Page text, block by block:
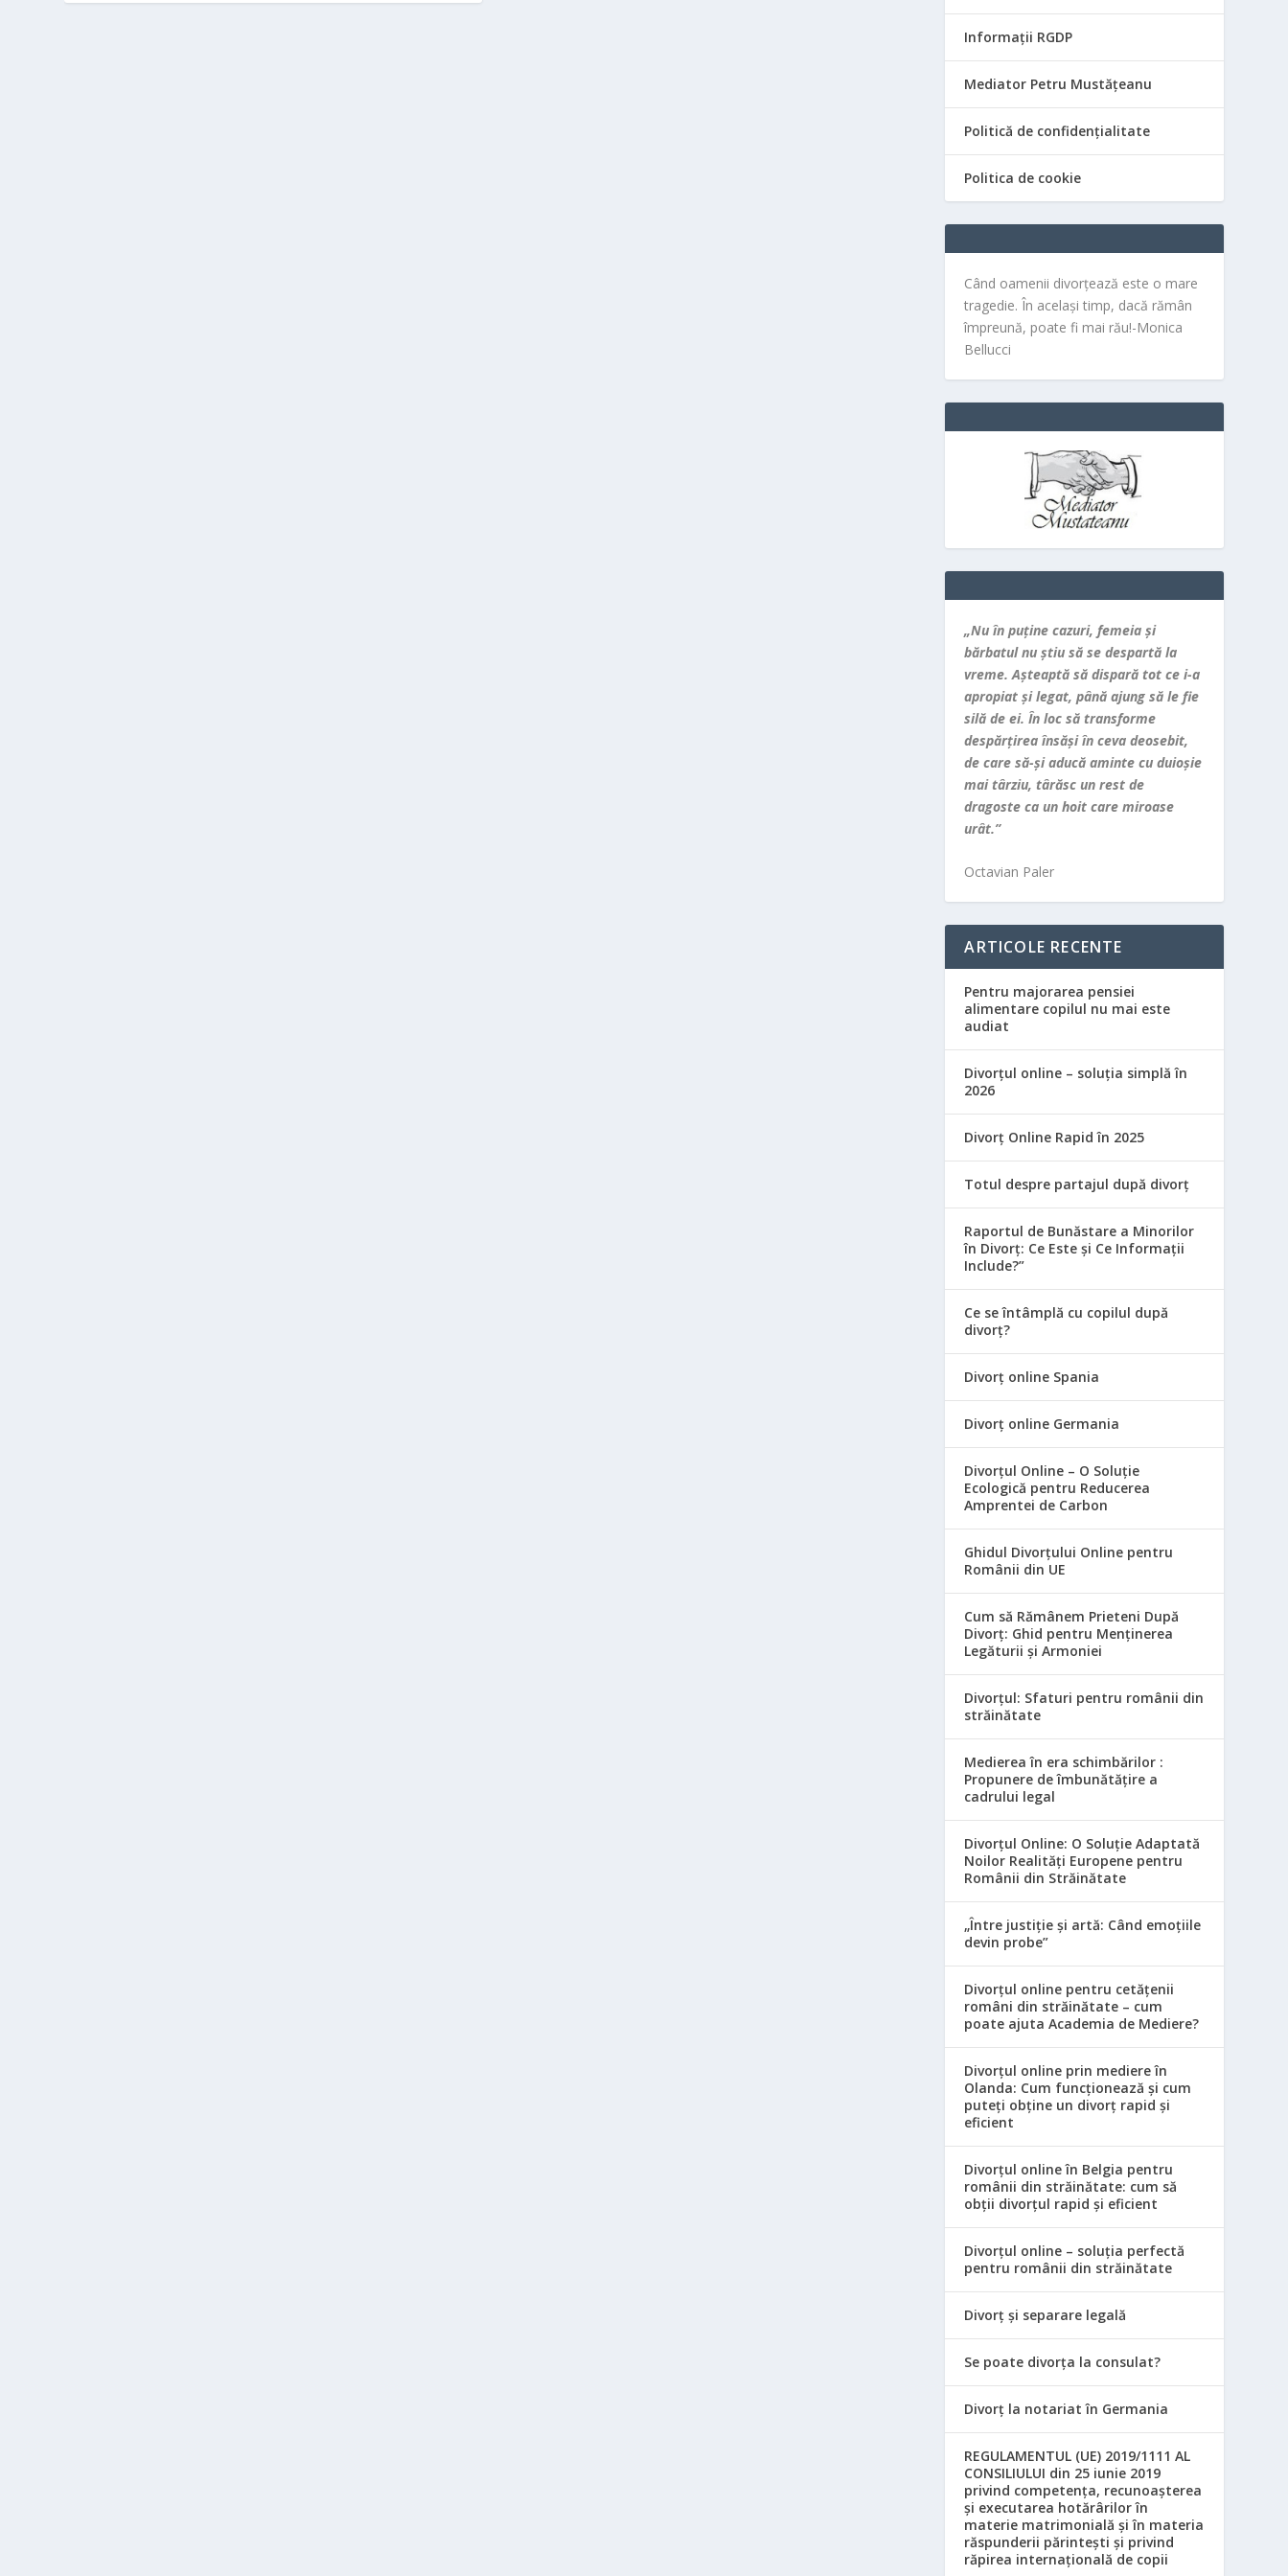
Informații RGDP
Mediator Petru Mustățeanu
Politică de confidențialitate
Politica de cookie
Când oamenii divorțează este o mare
tragedie. În același timp, dacă rămân
împreună, poate fi mai rău!-Monica
Bellucci
„Nu în puţine cazuri, femeia şi
bărbatul nu ştiu să se despartă la
vreme. Aşteaptă să dispară tot ce i-a
apropiat şi legat, până ajung să le fie
silă de ei. În loc să transforme
despărţirea însăşi în ceva deosebit,
de care să-şi aducă aminte cu duioşie
mai târziu, târăsc un rest de
dragoste ca un hoit care miroase
urât.”
Octavian Paler
ARTICOLE RECENTE
Pentru majorarea pensiei
alimentare copilul nu mai este
audiat
Divorțul online – soluția simplă în
2026
Divorț Online Rapid în 2025
Totul despre partajul după divorț
Raportul de Bunăstare a Minorilor
în Divorț: Ce Este și Ce Informații
Include?”
Ce se întâmplă cu copilul după
divorț?
Divorț online Spania
Divorț online Germania
Divorțul Online – O Soluție
Ecologică pentru Reducerea
Amprentei de Carbon
Ghidul Divorțului Online pentru
Românii din UE
Cum să Rămânem Prieteni După
Divorț: Ghid pentru Menținerea
Legăturii și Armoniei
Divorțul: Sfaturi pentru românii din
străinătate
Medierea în era schimbărilor :
Propunere de îmbunătățire a
cadrului legal
Divorțul Online: O Soluție Adaptată
Noilor Realități Europene pentru
Românii din Străinătate
„Între justiție și artă: Când emoțiile
devin probe”
Divorțul online pentru cetățenii
români din străinătate – cum
poate ajuta Academia de Mediere?
Divorțul online prin mediere în
Olanda: Cum funcționează și cum
puteți obține un divorț rapid și
eficient
Divorțul online în Belgia pentru
românii din străinătate: cum să
obții divorțul rapid și eficient
Divorțul online – soluția perfectă
pentru românii din străinătate
Divorț și separare legală
Se poate divorța la consulat?
Divorț la notariat în Germania
REGULAMENTUL (UE) 2019/1111 AL
CONSILIULUI din 25 iunie 2019
privind competența, recunoașterea
și executarea hotărârilor în
materie matrimonială și în materia
răspunderii părintești și privind
răpirea internațională de copii